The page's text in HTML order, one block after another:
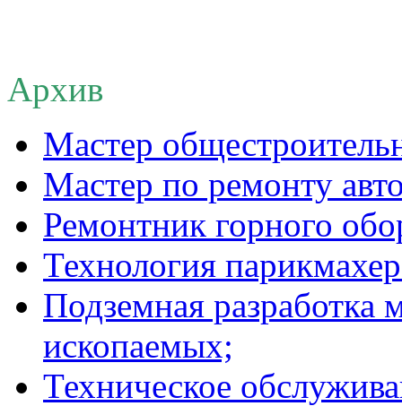
Архив
Мастер
Мастер по ремонту
Ремонтник горного
Технология
Подземная разработка
ископаемых;
Техническое